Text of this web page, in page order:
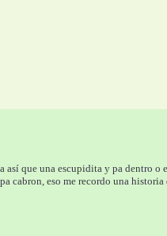
que una escupidita y pa dentro
cabron, eso me recordo una